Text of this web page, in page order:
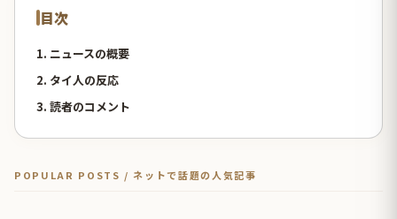
目次
1. ニュースの概要
2. タイ人の反応
3. 読者のコメント
POPULAR POSTS / ネットで話題の人気記事